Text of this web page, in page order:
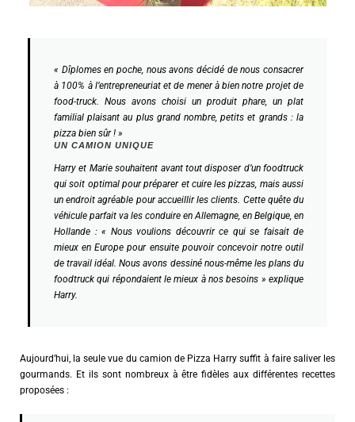
« Dîplomes en poche, nous avons décidé de nous consacrer
à 100% à l’entrepreneuriat et de mener à bien notre projet de
food-truck. Nous avons choisi un produit phare, un plat
familial plaisant au plus grand nombre, petits et grands : la
pizza bien sûr ! »
UN CAMION UNIQUE
Harry et Marie souhaitent avant tout disposer d’un foodtruck
qui soit optimal pour préparer et cuire les pizzas, mais aussi
un endroit agréable pour accueillir les clients. Cette quête du
véhicule parfait va les conduire en Allemagne, en Belgique, en
Hollande : « Nous voulions découvrir ce qui se faisait de
mieux en Europe pour ensuite pouvoir concevoir notre outil
de travail idéal. Nous avons dessiné nous-même les plans du
foodtruck qui répondaient le mieux à nos besoins » explique
Harry.
Aujourd’hui, la seule vue du camion de Pizza Harry suffit à faire saliver les
gourmands. Et ils sont nombreux à être fidèles aux différentes recettes
proposées :